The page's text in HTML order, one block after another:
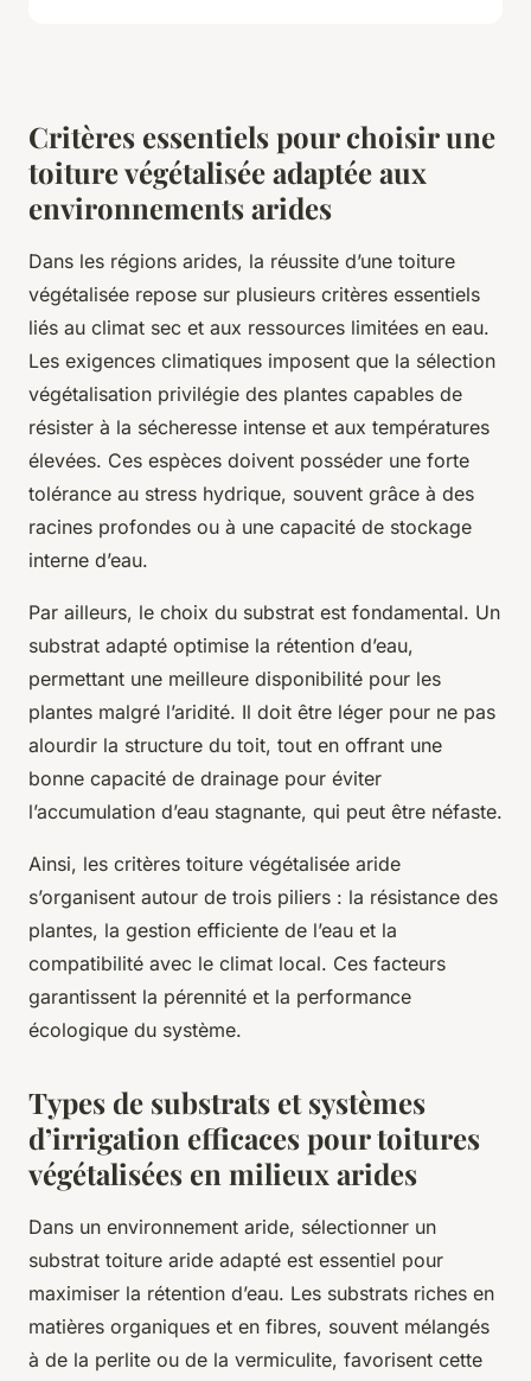
Critères essentiels pour choisir une
toiture végétalisée adaptée aux
environnements arides
Dans les régions arides, la réussite d’une toiture
végétalisée repose sur plusieurs critères essentiels
liés au climat sec et aux ressources limitées en eau.
Les exigences climatiques imposent que la sélection
végétalisation privilégie des plantes capables de
résister à la sécheresse intense et aux températures
élevées. Ces espèces doivent posséder une forte
tolérance au stress hydrique, souvent grâce à des
racines profondes ou à une capacité de stockage
interne d’eau.
Par ailleurs, le choix du substrat est fondamental. Un
substrat adapté optimise la rétention d’eau,
permettant une meilleure disponibilité pour les
plantes malgré l’aridité. Il doit être léger pour ne pas
alourdir la structure du toit, tout en offrant une
bonne capacité de drainage pour éviter
l’accumulation d’eau stagnante, qui peut être néfaste.
Ainsi, les critères toiture végétalisée aride
s’organisent autour de trois piliers : la résistance des
plantes, la gestion efficiente de l’eau et la
compatibilité avec le climat local. Ces facteurs
garantissent la pérennité et la performance
écologique du système.
Types de substrats et systèmes
d’irrigation efficaces pour toitures
végétalisées en milieux arides
Dans un environnement aride, sélectionner un
substrat toiture aride adapté est essentiel pour
maximiser la rétention d’eau. Les substrats riches en
matières organiques et en fibres, souvent mélangés
à de la perlite ou de la vermiculite, favorisent cette